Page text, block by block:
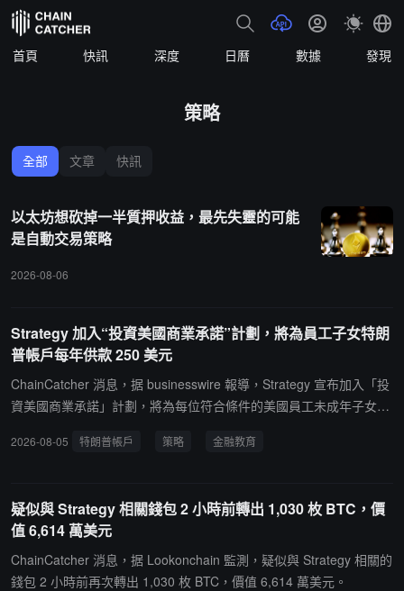
首頁 快訊 深度 日曆 數據 發現
策略
全部 文章 快訊
以太坊想砍掉一半質押收益，最先失靈的可能
是自動交易策略
2026-08-06
Strategy 加入“投資美國商業承諾”計劃，將為員工子女特朗
普帳戶每年供款 250 美元
ChainCatcher 消息，据 businesswire 報導，Strategy 宣布加入「投
資美國商業承諾」計劃，將為每位符合條件的美國員工未成年子女每
份。對於 2025 年 1 月 1 日及之後出生的子女，還將額外一次性匹配
的財務未來。公司將匹配政府的初始 1000 美元供款，並為符合條件
的員工子女提供額外的年度供款。這些帳戶可以鼓勵金融教育、長期
思維以及從小培養儲蓄和投資文化------這些目標與 Strategy 的價值
觀和對未來的樂觀信念高度一致。」特朗普帳戶是面向 18 歲以下未
2026-08-05 特朗普帳戶 策略 金融教育
疑似與 Strategy 相關錢包 2 小時前轉出 1,030 枚 BTC，價
值 6,614 萬美元
ChainCatcher 消息，据 Lookonchain 監測，疑似與 Strategy 相關的
錢包 2 小時前再次轉出 1,030 枚 BTC，價值 6,614 萬美元。